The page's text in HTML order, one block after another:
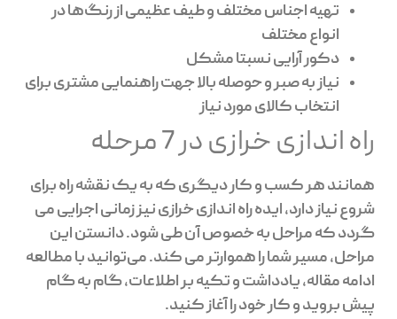
تهیه اجناس مختلف و طیف عظیمی از رنگ‌ها در
انواع مختلف
دکور آرایی نسبتا مشکل
نیاز به صبر و حوصله بالا جهت راهنمایی مشتری برای
انتخاب کالای مورد نیاز
راه اندازی خرازی در 7 مرحله
همانند هر کسب و کار دیگری که به یک نقشه راه برای
شروع نیاز دارد، ایده راه اندازی خرازی نیز زمانی اجرایی می
گردد که مراحل به خصوص آن طی شود. دانستن این
مراحل، مسیر شما را هموارتر می کند. می‌توانید با مطالعه
ادامه مقاله، یادداشت و تکیه بر اطلاعات، گام به گام
پیش بروید و کار خود را آغاز کنید.